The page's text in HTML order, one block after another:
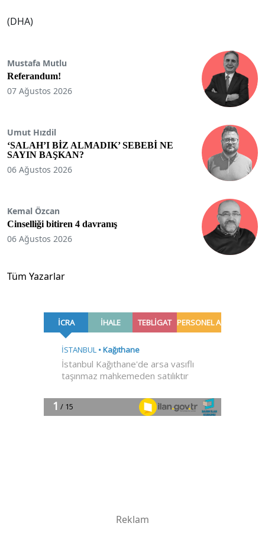
(DHA)
Mustafa Mutlu
Referandum!
07 Ağustos 2026
Umut Hızdil
‘SALAH’I BİZ ALMADIK’ SEBEBİ NE
SAYIN BAŞKAN?
06 Ağustos 2026
Kemal Özcan
Cinselliği bitiren 4 davranış
06 Ağustos 2026
Tüm Yazarlar